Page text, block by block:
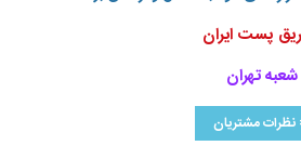
پست ایران
تهران
نظرات مشتریان